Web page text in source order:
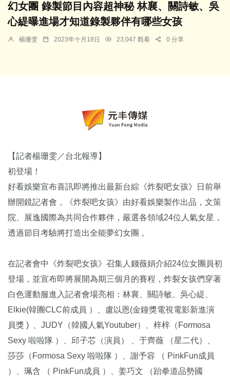
幻女團 錄製節目內容超神秘 林襄、關詩敏、吳
心緹曝進場才知道錄製夥伴有哪些女孩
楊珊雯 2023年十月18日 23,047 觀看 0 分享
【記者楊珊雯／台北報導】
初登場！
好看娛樂宣布喜訊即將推出最新台綜《炸裂吧女孩》日前舉
辦開鏡記者會，《炸裂吧女孩》由好看娛樂製作出品，文策
院、展逸國際為共同合作夥伴，嚴選各領域24位人氣女星，
透過節目考驗將打造出全能夢幻女團 。
在記者會中《炸裂吧女孩》召集人錢薇娟介紹24位女團員初
登場，並宣布即將展開為期三個月的賽程，炸裂女孩們穿著
白色運動服進入記者會場亮相：林襄、關詩敏、吳心緹、
Elkie(韓團CLC前成員 ）、盧以恩(金鐘獎電視電影新進演
員獎 ) 、JUDY（韓國人氣Youtuber）、梓梓（Formosa
Sexy 啦啦隊 ）、邱子芯（演員） 、于齊薇 （星二代）、
莎莎（Formosa Sexy 啦啦隊 ）、謝予容 （ PinkFun成員
）、珮含 （ PinkFun成員 ）、姜巧文 （跆拳道品勢國